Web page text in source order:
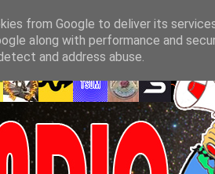
from Google to deliver its
along with performance and
and address abuse.